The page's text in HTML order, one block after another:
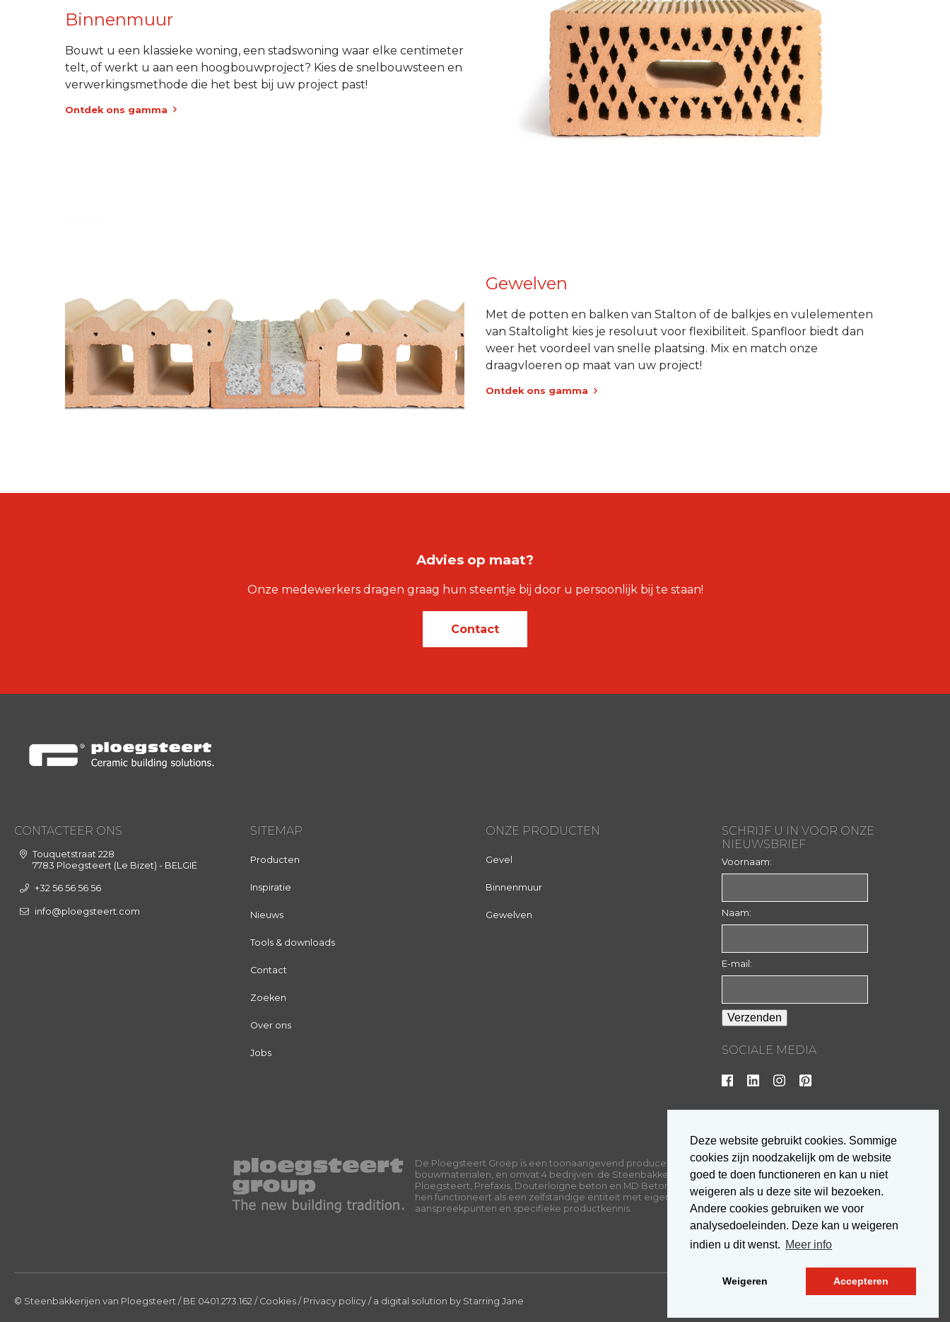
Deze website gebruikt cookies. Sommige
cookies zijn noodzakelijk om de website
goed te doen functioneren en kan u niet
weigeren als u deze site wil bezoeken.
Andere cookies gebruiken we voor
analysedoeleinden. Deze kan u weigeren
indien u dit wenst. Meer info
Weigeren Accepteren
Binnenmuur
Bouwt u een klassieke woning, een stadswoning waar elke centimeter
telt, of werkt u aan een hoogbouwproject? Kies de snelbouwsteen en
verwerkingsmethode die het best bij uw project past!
Ontdek ons gamma
Gewelven
Met de potten en balken van Stalton of de balkjes en vulelementen
van Staltolight kies je resoluut voor flexibiliteit. Spanfloor biedt dan
weer het voordeel van snelle plaatsing. Mix en match onze
draagvloeren op maat van uw project!
Ontdek ons gamma
Advies op maat?
Onze medewerkers dragen graag hun steentje bij door u persoonlijk bij te staan!
Contact
CONTACTEER ONS
Touquetstraat 228
7783 Ploegsteert (Le Bizet) - BELGIË
+32 56 56 56 56
info@ploegsteert.com
SITEMAP
Producten
Inspiratie
Nieuws
Tools & downloads
Contact
Zoeken
Over ons
Jobs
ONZE PRODUCTEN
Gevel
Binnenmuur
Gewelven
SCHRIJF U IN VOOR ONZE
NIEUWSBRIEF
Voornaam:
Naam:
E-mail:
SOCIALE MEDIA
De Ploegsteert Groep is een toonaangevend producent van
bouwmaterialen, en omvat 4 bedrijven: de Steenbakkerijen van
Ploegsteert, Prefaxis, Douterloigne beton en MD Beton. Elk van
hen functioneert als een zelfstandige entiteit met eigen
aanspreekpunten en specifieke productkennis.
© Steenbakkerijen van Ploegsteert / BE 0401.273.162 / Cookies / Privacy policy / a digital solution by Starring Jane